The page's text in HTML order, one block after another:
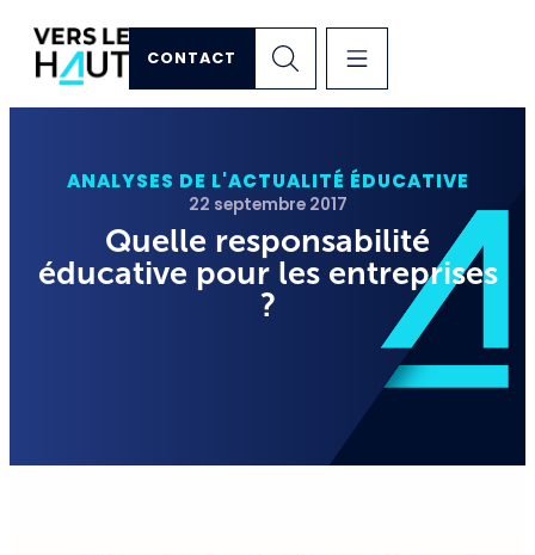
CONTACT
ANALYSES DE L'ACTUALITÉ ÉDUCATIVE
22 septembre 2017
Quelle responsabilité
éducative pour les entreprises
?